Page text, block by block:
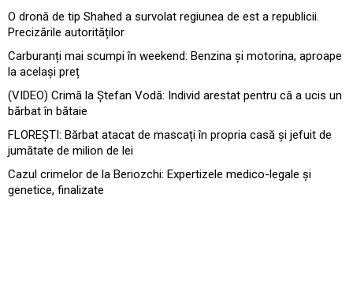
O dronă de tip Shahed a survolat regiunea de est a republicii.
Precizările autorităților
Carburanți mai scumpi în weekend: Benzina și motorina, aproape
la același preț
(VIDEO) Crimă la Ștefan Vodă: Individ arestat pentru că a ucis un
bărbat în bătaie
FLOREȘTI: Bărbat atacat de mascați în propria casă și jefuit de
jumătate de milion de lei
Cazul crimelor de la Beriozchi: Expertizele medico-legale și
genetice, finalizate